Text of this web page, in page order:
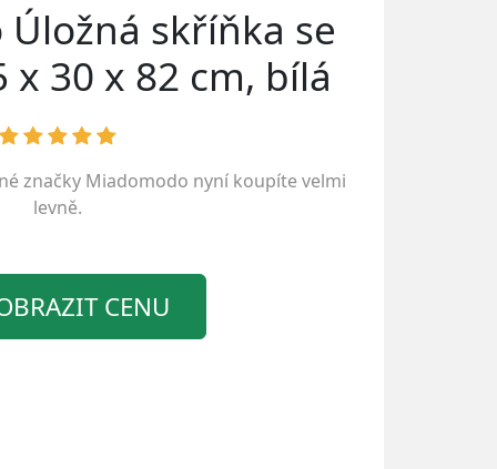
skříňka se
x 30 x 82 cm, bílá
značky Miadomodo nyní koupíte velmi
levně.
CENU